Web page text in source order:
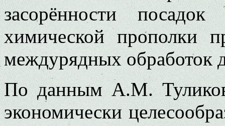
засорённости
химической прополки
междурядных обработок
По данным А.М.
экономически